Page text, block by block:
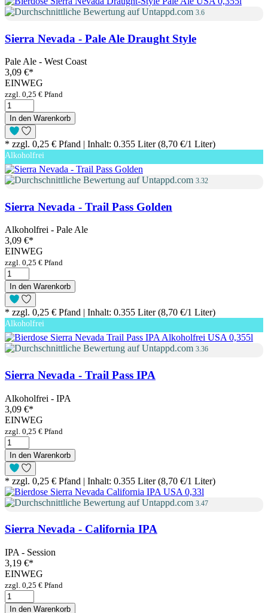
3.6
Sierra Nevada - Pale Ale Draught Style
Pale Ale - West Coast
3,09 €*
EINWEG
zzgl. 0,25 € Pfand
In den Warenkorb
* zzgl. 0,25 € Pfand | Inhalt: 0.355 Liter (8,70 €/1 Liter)
Alkoholfrei
3.32
Sierra Nevada - Trail Pass Golden
Alkoholfrei - Pale Ale
3,09 €*
EINWEG
zzgl. 0,25 € Pfand
In den Warenkorb
* zzgl. 0,25 € Pfand | Inhalt: 0.355 Liter (8,70 €/1 Liter)
Alkoholfrei
3.36
Sierra Nevada - Trail Pass IPA
Alkoholfrei - IPA
3,09 €*
EINWEG
zzgl. 0,25 € Pfand
In den Warenkorb
* zzgl. 0,25 € Pfand | Inhalt: 0.355 Liter (8,70 €/1 Liter)
3.47
Sierra Nevada - California IPA
IPA - Session
3,19 €*
EINWEG
zzgl. 0,25 € Pfand
In den Warenkorb